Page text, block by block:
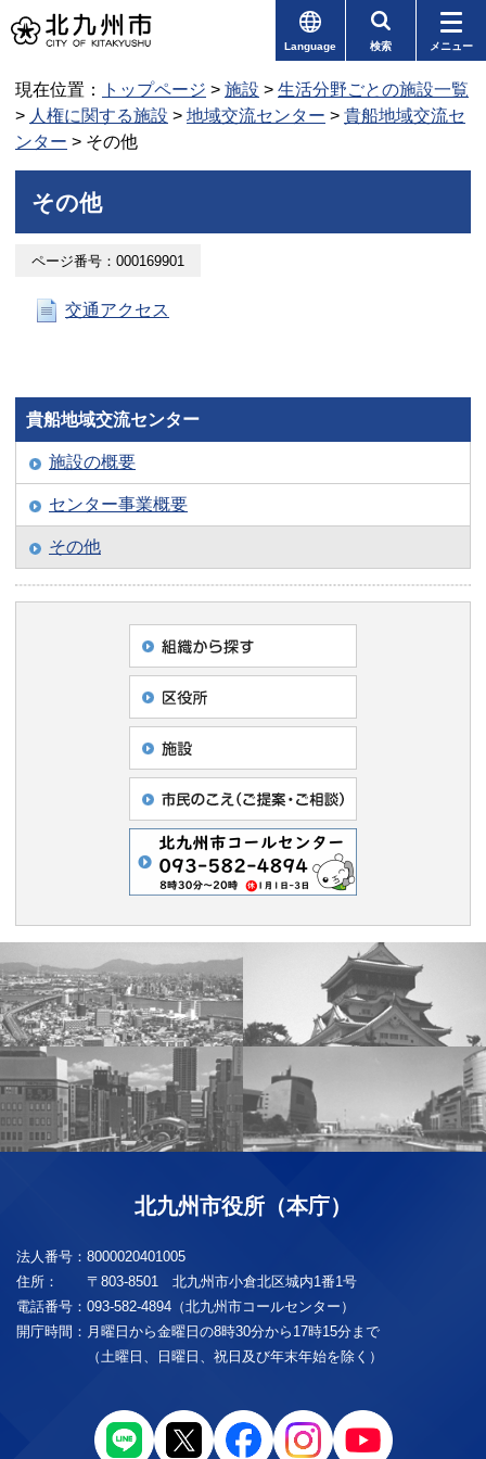
Language 検索 メニュー
現在位置： トップページ > 施設 > 生活分野ごとの施設一覧
> 人権に関する施設 > 地域交流センター > 貴船地域交流セ
ンター > その他
その他
ページ番号：000169901
交通アクセス
貴船地域交流センター
施設の概要
センター事業概要
その他
北九州市役所（本庁）
法人番号： 8000020401005
住所：
〒803-8501 北九州市小倉北区城内1番1号
電話番号： 093-582-4894（北九州市コールセンター）
開庁時間： 月曜日から金曜日の8時30分から17時15分まで
（土曜日、日曜日、祝日及び年末年始を除く）